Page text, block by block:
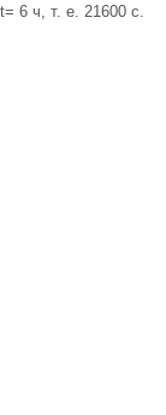
6 ч, т. е. 21600 с.